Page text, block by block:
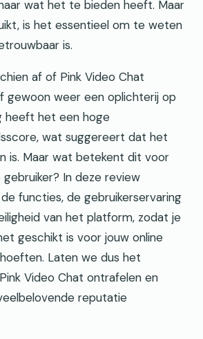
wat het te bieden heeft. Maar
is het essentieel om te weten
is.
af of Pink Video Chat
gewoon weer een oplichterij op
heeft het een hoge
wat suggereert dat het
is. Maar wat betekent dit voor
In deze review
functies, de gebruikerservaring
van het platform, zodat je
geschikt is voor jouw online
Laten we dus het
Video Chat ontrafelen en
reputatie